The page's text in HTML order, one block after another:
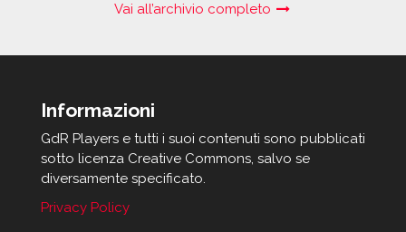
Vai all’archivio completo
Informazioni
GdR Players e tutti i suoi contenuti sono pubblicati
sotto licenza Creative Commons, salvo se
diversamente specificato.
Privacy Policy